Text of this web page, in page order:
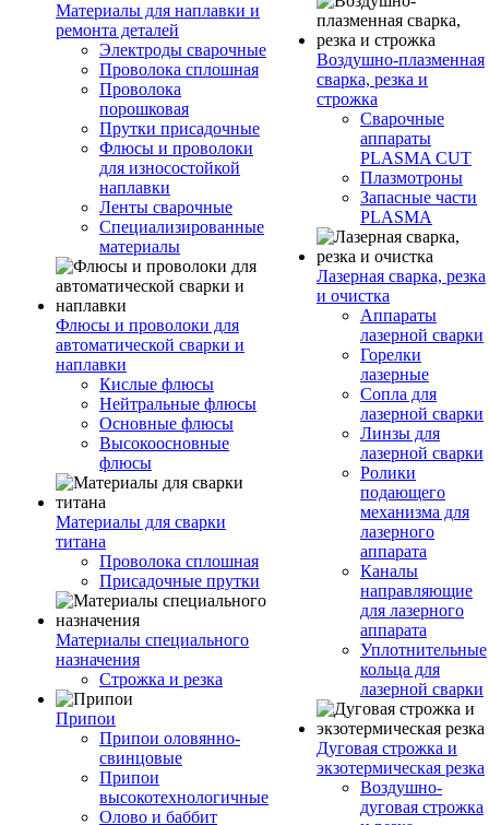
Материалы для наплавки и
ремонта деталей
Электроды сварочные
Проволока сплошная
Проволока
порошковая
Прутки присадочные
Флюсы и проволоки
для износостойкой
наплавки
Ленты сварочные
Специализированные
материалы
Флюсы и проволоки для
автоматической сварки и
наплавки
Кислые флюсы
Нейтральные флюсы
Основные флюсы
Высокоосновные
флюсы
Материалы для сварки
титана
Проволока сплошная
Присадочные прутки
Материалы специального
назначения
Строжка и резка
Припои
Припои оловянно-
свинцовые
Припои
высокотехнологичные
Олово и баббит
Воздушно-плазменная
сварка, резка и
строжка
Сварочные
аппараты
PLASMA CUT
Плазмотроны
Запасные части
PLASMA
Лазерная сварка, резка
и очистка
Аппараты
лазерной сварки
Горелки
лазерные
Сопла для
лазерной сварки
Линзы для
лазерной сварки
Ролики
подающего
механизма для
лазерного
аппарата
Каналы
направляющие
для лазерного
аппарата
Уплотнительные
кольца для
лазерной сварки
Дуговая строжка и
экзотермическая резка
Воздушно-
дуговая строжка